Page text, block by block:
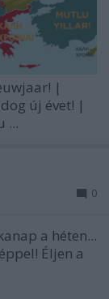
|
új évet! |
...
0
a héten...
Éljen a